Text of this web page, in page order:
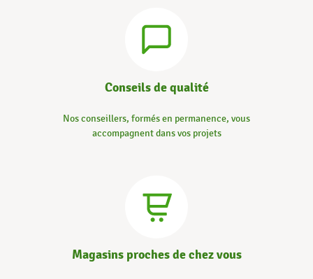
Conseils de qualité
Nos conseillers, formés en permanence, vous
accompagnent dans vos projets
Magasins proches de chez vous